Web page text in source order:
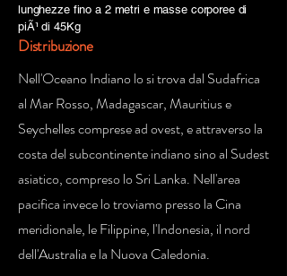
lunghezze fino a 2 metri e masse corporee di
piÃ¹ di 45Kg
Distribuzione
Nell'Oceano Indiano lo si trova dal Sudafrica
al Mar Rosso, Madagascar, Mauritius e
Seychelles comprese ad ovest, e attraverso la
costa del subcontinente indiano sino al Sudest
asiatico, compreso lo Sri Lanka. Nell'area
pacifica invece lo troviamo presso la Cina
meridionale, le Filippine, l'Indonesia, il nord
dell'Australia e la Nuova Caledonia.